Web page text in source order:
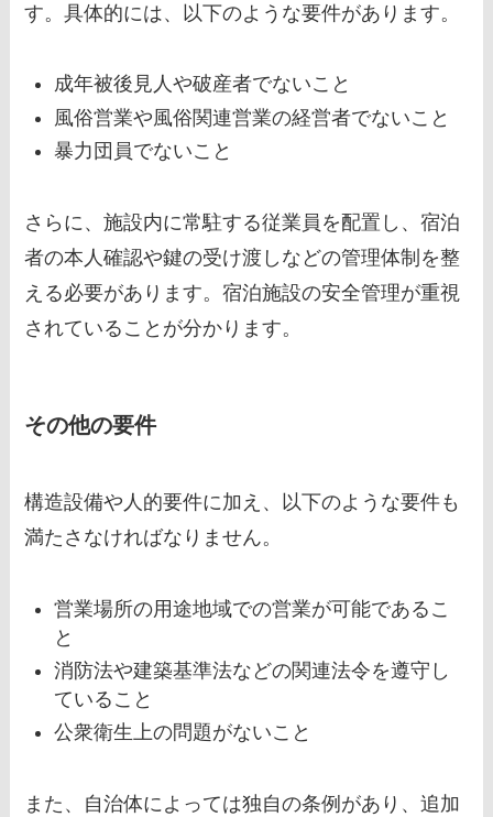
す。具体的には、以下のような要件があります。
成年被後見人や破産者でないこと
風俗営業や風俗関連営業の経営者でないこと
暴力団員でないこと
さらに、施設内に常駐する従業員を配置し、宿泊
者の本人確認や鍵の受け渡しなどの管理体制を整
える必要があります。宿泊施設の安全管理が重視
されていることが分かります。
その他の要件
構造設備や人的要件に加え、以下のような要件も
満たさなければなりません。
営業場所の用途地域での営業が可能であるこ
と
消防法や建築基準法などの関連法令を遵守し
ていること
公衆衛生上の問題がないこと
また、自治体によっては独自の条例があり、追加